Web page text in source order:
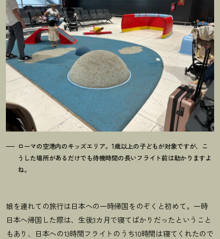
ローマの空港内のキッズエリア。1歳以上の子どもが対象ですが、こ
うした場所があるだけでも待機時間の長いフライト前は助かりますよ
ね。
娘を連れての旅行は日本への一時帰国をのぞくと初めて。一時
日本へ帰国した際は、生後3カ月で寝てばかりだったということ
もあり、日本への13時間フライトのうち10時間は寝てくれたので